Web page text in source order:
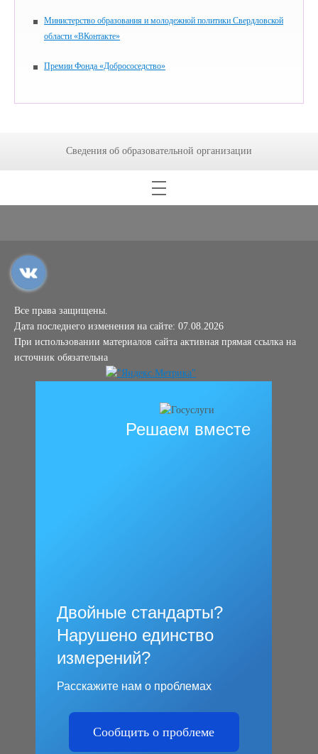
Министерство образования и молодежной политики Свердловской
области «ВКонтакте»
Премии Фонда «Добрососедство»
Сведения об образовательной организации
Все права защищены.
Дата последнего изменения на сайте: 07.08.2026
При использовании материалов сайта активная прямая ссылка на
источник обязательна
Решаем вместе
Двойные стандарты?
Нарушено единство
измерений?
Расскажите нам о проблемах
Сообщить о проблеме